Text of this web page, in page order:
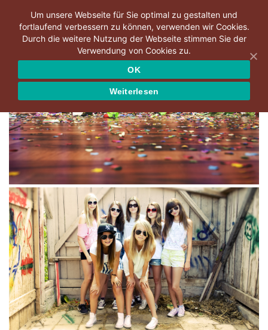
Um unsere Webseite für Sie optimal zu gestalten und
fortlaufend verbessern zu können, verwenden wir Cookies.
Durch die weitere Nutzung der Webseite stimmen Sie der
Verwendung von Cookies zu.
OK
Weiterlesen